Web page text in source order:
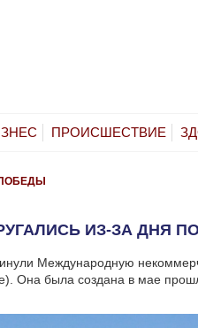
ПРОИСШЕСТВИЕ
ИЗ-ЗА ДНЯ
Международную
Она была создана в мае